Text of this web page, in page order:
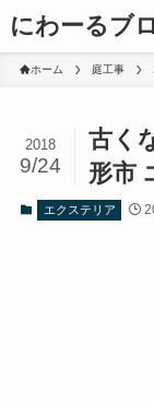
にわーるブ
ホーム 庭工事
古く
形市
2018
9/24
エクステリア